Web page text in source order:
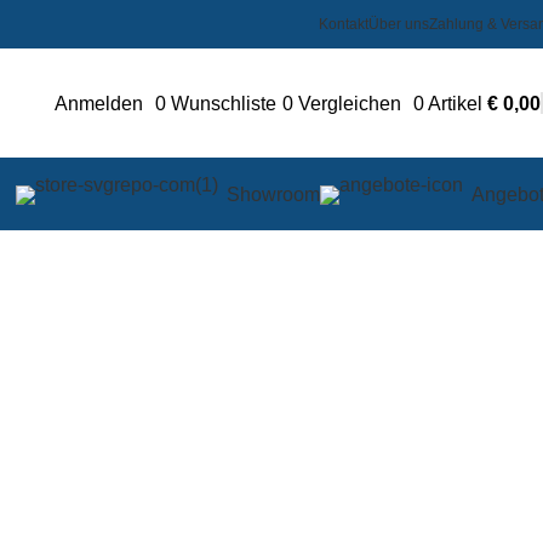
KontaktÜber unsZahlung &
Anmelden 0 Wunschliste 0 Vergleichen 0Artikel € 0,00
Showroom